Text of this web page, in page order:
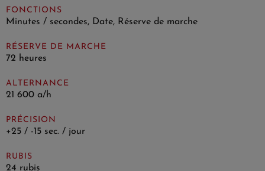
FONCTIONS
Minutes / secondes, Date, Réserve de marche
RÉSERVE DE MARCHE
72 heures
ALTERNANCE
21 600 a/h
PRÉCISION
+25 / -15 sec. / jour
RUBIS
24 rubis